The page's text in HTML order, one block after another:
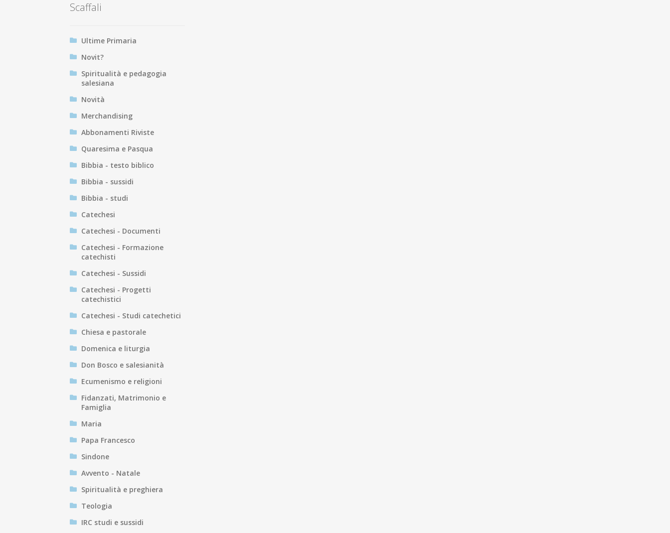
Scaffali
Ultime Primaria
Novit?
Spiritualità e pedagogia
salesiana
Novità
Merchandising
Abbonamenti Riviste
Quaresima e Pasqua
Bibbia - testo biblico
Bibbia - sussidi
Bibbia - studi
Catechesi
Catechesi - Documenti
Catechesi - Formazione
catechisti
Catechesi - Sussidi
Catechesi - Progetti
catechistici
Catechesi - Studi catechetici
Chiesa e pastorale
Domenica e liturgia
Don Bosco e salesianità
Ecumenismo e religioni
Fidanzati, Matrimonio e
Famiglia
Maria
Papa Francesco
Sindone
Avvento - Natale
Spiritualità e preghiera
Teologia
IRC studi e sussidi